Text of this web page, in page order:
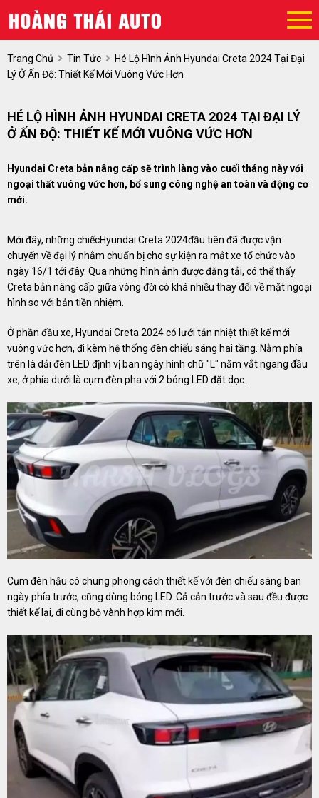
Trang Chủ Tin Tức
Hé Lộ Hình Ảnh Hyundai Creta 2024 Tại Đại
Lý Ở Ấn Độ: Thiết Kế Mới Vuông Vức Hơn
HÉ LỘ HÌNH ẢNH HYUNDAI CRETA 2024 TẠI ĐẠI LÝ
Ở ẤN ĐỘ: THIẾT KẾ MỚI VUÔNG VỨC HƠN
Hyundai Creta bản nâng cấp sẽ trình làng vào cuối tháng này với
ngoại thất vuông vức hơn, bổ sung công nghệ an toàn và động cơ
mới.
Mới đây, những chiếcHyundai Creta 2024đầu tiên đã được vận
chuyển về đại lý nhằm chuẩn bị cho sự kiện ra mắt xe tổ chức vào
ngày 16/1 tới đây. Qua những hình ảnh được đăng tải, có thể thấy
Creta bản nâng cấp giữa vòng đời có khá nhiều thay đổi về mặt ngoại
hình so với bản tiền nhiệm.
Ở phần đầu xe, Hyundai Creta 2024 có lưới tản nhiệt thiết kế mới
vuông vức hơn, đi kèm hệ thống đèn chiếu sáng hai tầng. Nằm phía
trên là dải đèn LED định vị ban ngày hình chữ "L" nằm vắt ngang đầu
xe, ở phía dưới là cụm đèn pha với 2 bóng LED đặt dọc.
Cụm đèn hậu có chung phong cách thiết kế với đèn chiếu sáng ban
ngày phía trước, cũng dùng bóng LED. Cả cản trước và sau đều được
thiết kế lại, đi cùng bộ vành hợp kim mới.